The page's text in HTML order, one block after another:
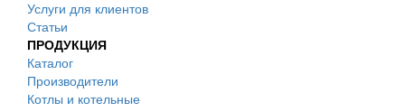
Услуги для клиентов
Статьи
ПРОДУКЦИЯ
Каталог
Производители
Котлы и котельные